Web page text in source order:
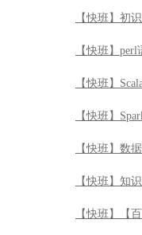
【快班】初
【快班】perl
【快班】
【快班】
【快班】数
【快班】知
【快班】【